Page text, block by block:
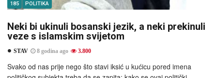
185 POLITIKA
Neki bi ukinuli bosanski jezik, a neki prekinuli
veze s islamskim svijetom
STAV 8 godina ago 3.800
Svako od nas prije nego što stavi iksić u kućicu pored imena